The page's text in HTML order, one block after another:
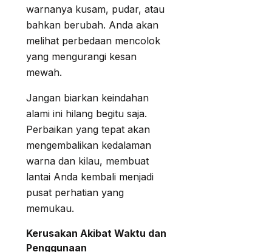
warnanya kusam, pudar, atau
bahkan berubah. Anda akan
melihat perbedaan mencolok
yang mengurangi kesan
mewah.
Jangan biarkan keindahan
alami ini hilang begitu saja.
Perbaikan yang tepat akan
mengembalikan kedalaman
warna dan kilau, membuat
lantai Anda kembali menjadi
pusat perhatian yang
memukau.
Kerusakan Akibat Waktu dan
Penggunaan